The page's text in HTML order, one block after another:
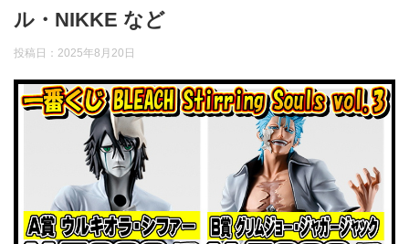
ル・NIKKE など
投稿日： 2025年8月20日